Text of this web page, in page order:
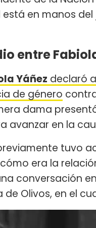
está en manos
entre
Yáñez declaró
de género
dama
avanzar en la
tuvo
era la
conversación
Olivos, en el